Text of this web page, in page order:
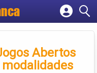
empresa
Abertos